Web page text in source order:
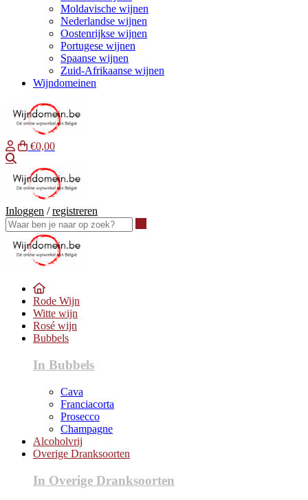
Moldavische wijnen
Nederlandse wijnen
Oostenrijkse wijnen
Portugese wijnen
Spaanse wijnen
Zuid-Afrikaanse wijnen
Wijndomeinen
€0,00
Inloggen /registreren
Rode Wijn
Witte wijn
Rosé wijn
Bubbels
In Bubbels
Cava
Franciacorta
Prosecco
Champagne
Alcoholvrij
Overige Dranksoorten
In Overige Dranksoorten